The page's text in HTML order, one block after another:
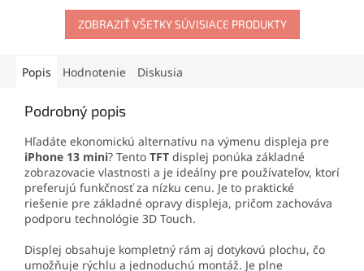
opravy aj domácu výmenu
umožňuje pevné uchopenie
bez poškodenia. Odolná
konštrukcia z ABS plastu
ZOBRAZIŤ VŠETKY SÚVISIACE PRODUKTY
Popis Hodnotenie Diskusia
Podrobný popis
Hľadáte ekonomickú alternatívu na výmenu displeja pre
iPhone 13 mini? Tento TFT displej ponúka základné
zobrazovacie vlastnosti a je ideálny pre používateľov, ktorí
preferujú funkčnosť za nízku cenu. Je to praktické
riešenie pre základné opravy displeja, pričom zachováva
podporu technológie 3D Touch.
Displej obsahuje kompletný rám aj dotykovú plochu, čo
umožňuje rýchlu a jednoduchú montáž. Je plne